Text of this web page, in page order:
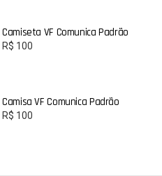
Camiseta VF Comunica Padrão
R$ 100
Camisa VF Comunica Padrão
R$ 100